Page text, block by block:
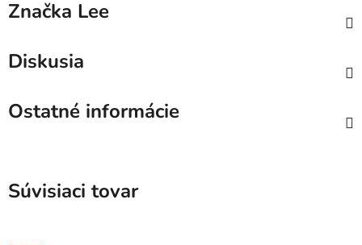
Značka Lee
Diskusia
Ostatné informácie
Súvisiaci tovar